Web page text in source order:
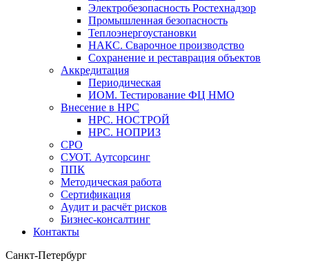
Электробезопасность Ростехнадзор
Промышленная безопасность
Теплоэнергоустановки
НАКС. Сварочное производство
Сохранение и реставрация объектов
Аккредитация
Периодическая
ИОМ. Тестирование ФЦ НМО
Внесение в НРС
НРС. НОСТРОЙ
НРС. НОПРИЗ
СРО
СУОТ. Аутсорсинг
ППК
Методическая работа
Сертификация
Аудит и расчёт рисков
Бизнес-консалтинг
Контакты
Санкт-Петербург